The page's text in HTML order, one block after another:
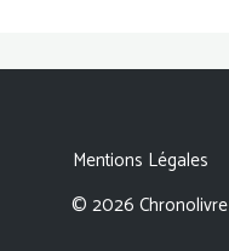
Mentions Légales
© 2026 Chronolivre